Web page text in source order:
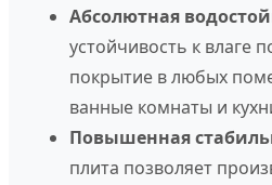
Абсолютная
устойчивость к влаге
покрытие в любых
ванные комнаты и
Повышенная
плита позволяет